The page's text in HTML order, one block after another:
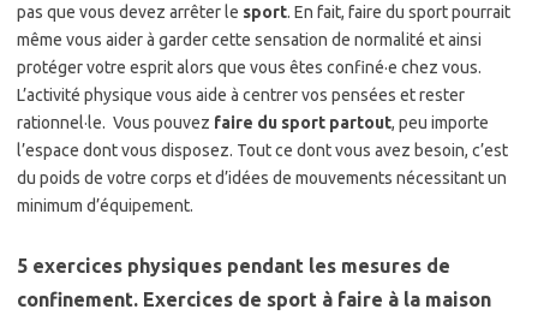
pas que vous devez arrêter le sport. En fait, faire du sport pourrait
même vous aider à garder cette sensation de normalité et ainsi
protéger votre esprit alors que vous êtes confiné·e chez vous.
L’activité physique vous aide à centrer vos pensées et rester
rationnel·le. Vous pouvez faire du sport partout, peu importe
l’espace dont vous disposez. Tout ce dont vous avez besoin, c’est
du poids de votre corps et d’idées de mouvements nécessitant un
minimum d’équipement.
5 exercices physiques pendant les mesures de
confinement. Exercices de sport à faire à la maison